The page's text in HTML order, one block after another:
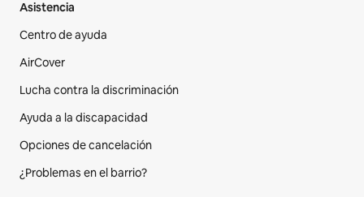
Asistencia
Centro de ayuda
AirCover
Lucha contra la discriminación
Ayuda a la discapacidad
Opciones de cancelación
¿Problemas en el barrio?